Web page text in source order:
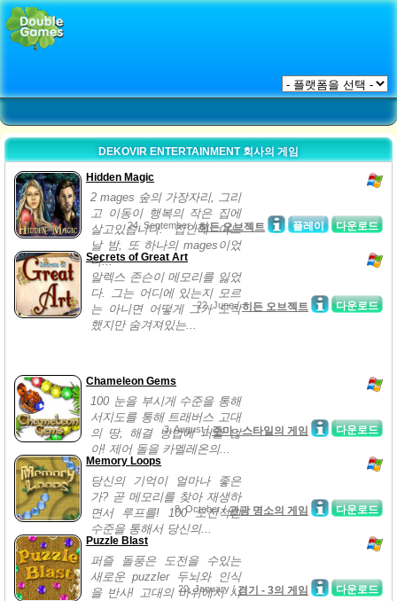
DEKOVIR ENTERTAINMENT 회사의 게임
Hidden Magic
2 mages 숲의 가장자리, 그리
고 이동이 행복의 작은 집에
살고있습니다. 집안에 어느
날 밤, 또 하나의 mages이었
다...
다운로드
플레이
24, September /히든 오브젝트
Secrets of Great Art
알렉스 존슨이 메모리를 잃었
다. 그는 어디에 있는지 모르
는 아니면 어떻게 그가 도착
했지만 숨겨져있는...
다운로드
22, June /히든 오브젝트
Chameleon Gems
100 눈을 부시게 수준을 통해
서지도를 통해 트래버스 고대
의 땅, 해결 방법에 퍼즐 많
아! 제어 돌을 카멜레온의...
다운로드
3, August /주마 - 스타일의 게임
Memory Loops
당신의 기억이 얼마나 좋은
가? 곧 메모리를 찾아 재생하
면서 루프를! 100 도전적인
수준을 통해서 당신의...
다운로드
8, October /관광 명소의 게임
Puzzle Blast
퍼즐 돌풍은 도전을 수있는
새로운 puzzler 두뇌와 인식
을 반사! 고대의 바위에서 사
다운로드
20, January / 경기 - 3의 게임